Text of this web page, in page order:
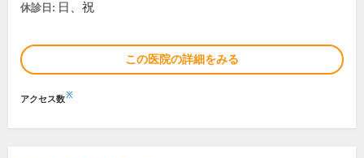
休診日: 日、祝
この医院の詳細をみる
アクセス数※